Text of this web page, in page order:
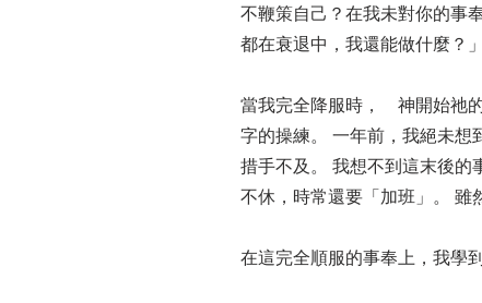
不鞭策自己？在我未對你的事
都在衰退中，我還能做什麼？
當我完全降服時， 神開始祂
字的操練。 一年前，我絕未
措手不及。 我想不到這末後
不休，時常還要「加班」。 雖
在這完全順服的事奉上，我學